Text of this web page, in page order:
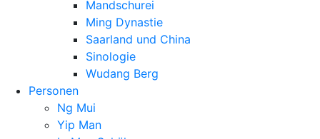
Mandschurei
Ming Dynastie
Saarland und China
Sinologie
Wudang Berg
Personen
Ng Mui
Yip Man